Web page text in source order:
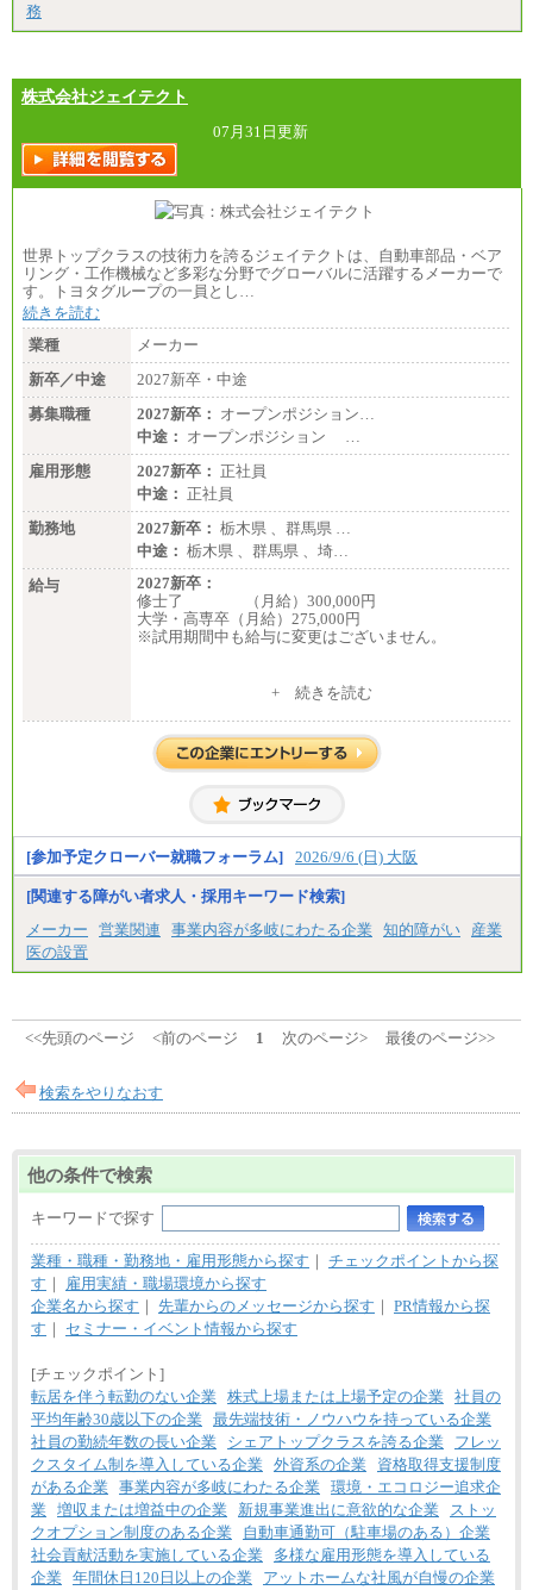
務
株式会社ジェイテクト
07月31日更新
世界トップクラスの技術力を誇るジェイテクトは、自動車部品・ベア
リング・工作機械など多彩な分野でグローバルに活躍するメーカーで
す。トヨタグループの一員とし…
続きを読む
業種
メーカー
新卒／中途
2027新卒・中途
募集職種
2027新卒： オープンポジション…
中途： オープンポジション …
雇用形態
2027新卒： 正社員
中途： 正社員
勤務地
2027新卒： 栃木県 、群馬県 …
中途： 栃木県 、群馬県 、埼…
給与
2027新卒：
修士了 （月給）300,000円
大学・高専卒（月給）275,000円
※試用期間中も給与に変更はございません。
大学・高専卒（月給）275,000円
※試用期間中も給与に変更はございません。
+ 続きを読む
[参加予定クローバー就職フォーラム] 2026/9/6 (日) 大阪
[関連する障がい者求人・採用キーワード検索]
メーカー
営業関連 事業内容が多岐にわたる企業 知的障がい
産業
医の設置
<<先頭のページ <前のページ 1 次のページ> 最後のページ>>
検索をやりなおす
他の条件で検索
キーワードで探す
業種・職種・勤務地・雇用形態から探す ｜ チェックポイントから探
す ｜
雇用実績・職場環境から探す
企業名から探す ｜ 先輩からのメッセージから探す ｜ PR情報から探
す ｜ セミナー・イベント情報から探す
[チェックポイント]
転居を伴う転勤のない企業 株式上場または上場予定の企業 社員の
平均年齢30歳以下の企業 最先端技術・ノウハウを持っている企業
社員の勤続年数の長い企業
シェアトップクラスを誇る企業
フレッ
クスタイム制を導入している企業 外資系の企業
資格取得支援制度
がある企業 事業内容が多岐にわたる企業 環境・エコロジー追求企
業 増収または増益中の企業 新規事業進出に意欲的な企業
ストッ
クオプション制度のある企業
自動車通勤可（駐車場のある）企業
社会貢献活動を実施している企業
多様な雇用形態を導入している
企業 年間休日120日以上の企業 アットホームな社風が自慢の企業